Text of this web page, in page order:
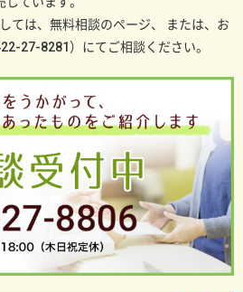
ては、無料相談のページ、
または、お
27-8281）にてご相談ください。